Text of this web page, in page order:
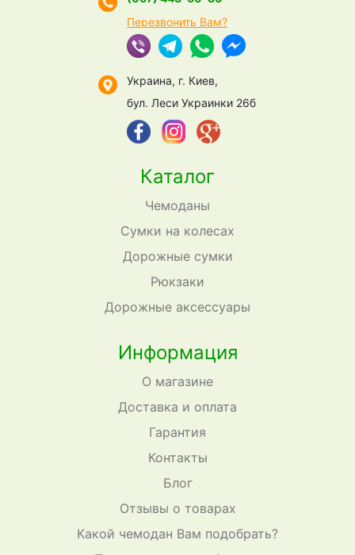
Каталог
Чемоданы
Сумки на колесах
Дорожные сумки
Рюкзаки
Дорожные аксессуары
Информация
О магазине
Доставка и оплата
Гарантия
Контакты
Блог
Отзывы о товарах
Какой чемодан Вам подобрать?
Перезвонить Вам?
Украина, г. Киев,
бул. Леси Украинки 26б